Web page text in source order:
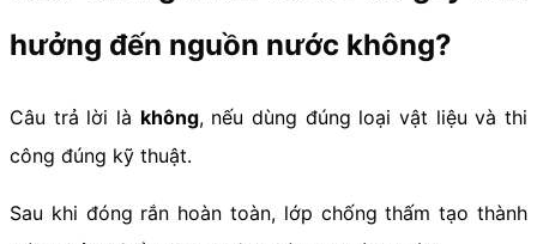
hưởng đến nguồn nước không?
Câu trả lời là không, nếu dùng đúng loại vật liệu và thi
công đúng kỹ thuật.
Sau khi đóng rắn hoàn toàn, lớp chống thấm tạo thành